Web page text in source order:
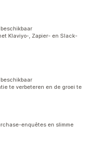
Klaviyo-, Zapier- en Slack-
te verbeteren en de groei te
enquêtes en slimme